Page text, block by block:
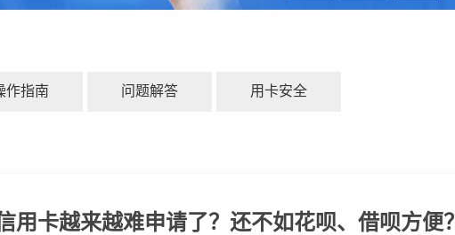
作指南 问题解答 用卡安全
用卡越来越难申请了？还不如花呗、借呗方便？